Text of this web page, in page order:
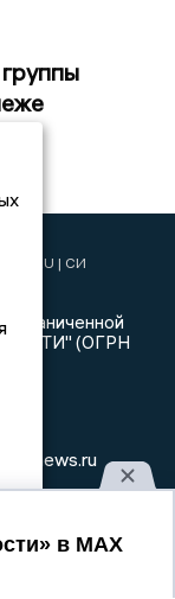
| СИ
(ОГРН
- 75880 от 13
в сфере связи,